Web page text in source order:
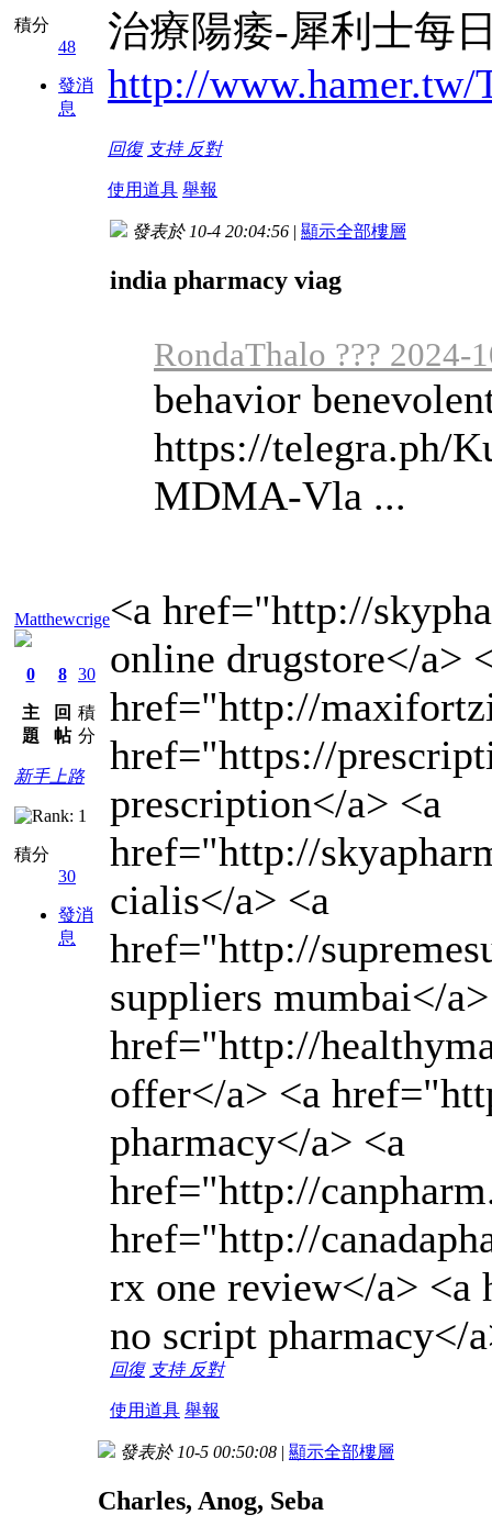
積分
48
發消
息
治療陽痿-犀利士每
http://www.hamer.tw/
回復 支持 反對
使用道具 舉報
Matthewcrige
0
主
題
8
回
帖
30
積
分
新手上路
積分
30
發消
息
發表於 10-4 20:04:56 | 顯示全部樓層
india pharmacy viag
RondaThalo ??? 2024-
behavior
https://telegra.ph/
MDMA-Vla ...
<a href="http://
online drugstore</a>
href="http://
href="https://
prescription</a> <a
href="http://
cialis</a> <a
href="http://
suppliers mumbai</
href="http://
offer</a> <a
pharmacy</a> <a
href="http://
href="http://
rx one review</a>
no script pharmacy</
回復 支持 反對
使用道具 舉報
發表於 10-5 00:50:08 | 顯示全部樓層
Charles, Anog, Seba